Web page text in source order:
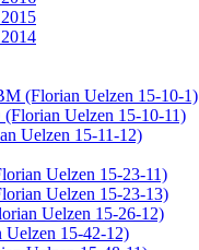
(Florian Uelzen 15-10-1)
Uelzen 15-10-11)
Uelzen 15-11-12)
Uelzen 15-23-11)
Uelzen 15-23-13)
Uelzen 15-26-12)
15-42-12)